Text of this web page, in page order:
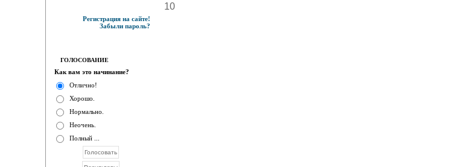
Регистрация на сайте!
Забыли пароль?
ГОЛОСОВАНИЕ
Как вам это начинание?
Отлично!
Хорошо.
Нормально.
Неочень.
Полный ...
10